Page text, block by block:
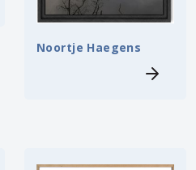
Noortje Haegens